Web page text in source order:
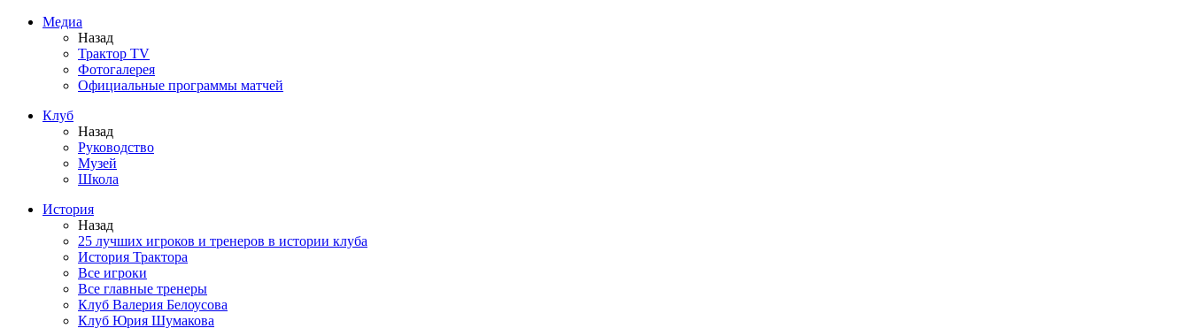
Медиа
Назад
Трактор TV
Фотогалерея
Официальные программы матчей
Клуб
Назад
Руководство
Музей
Школа
История
Назад
25 лучших игроков и тренеров в истории клуба
История Трактора
Все игроки
Все главные тренеры
Клуб Валерия Белоусова
Клуб Юрия Шумакова